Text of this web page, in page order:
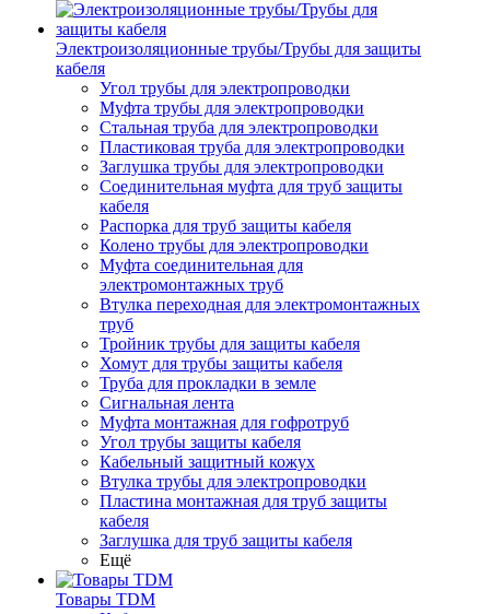
Электроизоляционные трубы/Трубы для защиты
кабеля
Угол трубы для электропроводки
Муфта трубы для электропроводки
Стальная труба для электропроводки
Пластиковая труба для электропроводки
Заглушка трубы для электропроводки
Соединительная муфта для труб защиты
кабеля
Распорка для труб защиты кабеля
Колено трубы для электропроводки
Муфта соединительная для
электромонтажных труб
Втулка переходная для электромонтажных
труб
Тройник трубы для защиты кабеля
Хомут для трубы защиты кабеля
Труба для прокладки в земле
Сигнальная лента
Муфта монтажная для гофротруб
Угол трубы защиты кабеля
Кабельный защитный кожух
Втулка трубы для электропроводки
Пластина монтажная для труб защиты
кабеля
Заглушка для труб защиты кабеля
Ещё
Товары TDM